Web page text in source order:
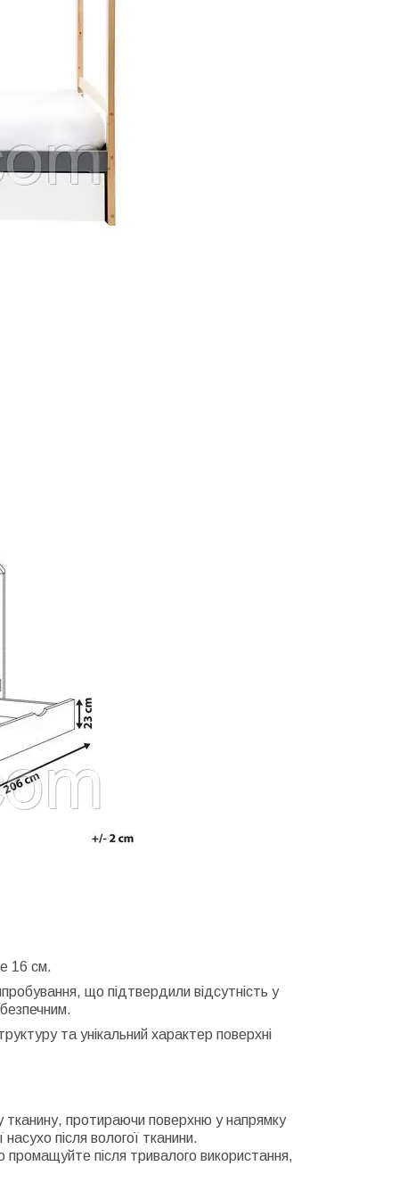
16 см.
що підтвердили відсутність у
та унікальний характер поверхні
тканину, протираючи поверхню у напрямку
після вологої тканини.
після тривалого використання,